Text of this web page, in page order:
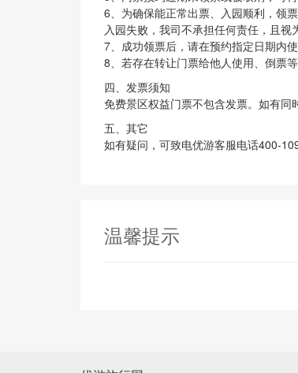
6、为确保能正常出票、入园顺利，领
入园失败，我司不承担任何责任，且视
7、成功领票后，请在预约指定日期内
8、若存在转让门票给他人使用、倒票
四、发票须知
免费景区权益门票不包含发票。如有同
五、其它
如有疑问，可致电优游客服电话400-
温馨提示